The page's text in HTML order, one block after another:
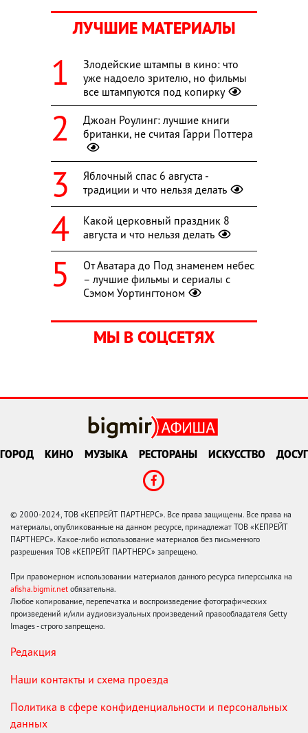
ЛУЧШИЕ МАТЕРИАЛЫ
Злодейские штампы в кино: что
уже надоело зрителю, но фильмы
все штампуются под копирку
Джоан Роулинг: лучшие книги
британки, не считая Гарри Поттера
Яблочный спас 6 августа -
традиции и что нельзя делать
Какой церковный праздник 8
августа и что нельзя делать
От Аватара до Под знаменем небес
– лучшие фильмы и сериалы с
Сэмом Уортингтоном
МЫ В СОЦСЕТЯХ
ГОРОД КИНО МУЗЫКА РЕСТОРАНЫ ИСКУССТВО ДОСУГ
© 2000-2024, ТОВ «КЕПРЕЙТ ПАРТНЕРС». Все права защищены. Все права на
материалы, опубликованные на данном ресурсе, принадлежат ТОВ «КЕПРЕЙТ
ПАРТНЕРС». Какое-либо использование материалов без письменного
разрешения ТОВ «КЕПРЕЙТ ПАРТНЕРС» запрещено.
При правомерном использовании материалов данного ресурса гиперссылка на
afisha.bigmir.net обязательна.
Любое копирование, перепечатка и воспроизведение фотографических
произведений и/или аудиовизуальных произведений правообладателя Getty
Images - строго запрещено.
Редакция
Наши контакты и схема проезда
Политика в сфере конфиденциальности и персональных
данных